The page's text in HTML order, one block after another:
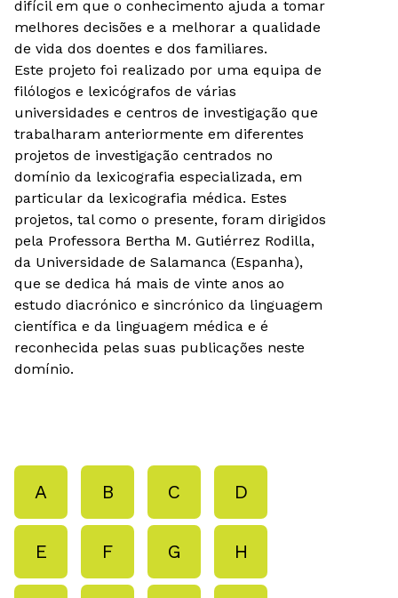
difícil em que o conhecimento ajuda a tomar
melhores decisões e a melhorar a qualidade
de vida dos doentes e dos familiares.
Este projeto foi realizado por uma equipa de
filólogos e lexicógrafos de várias
universidades e centros de investigação que
trabalharam anteriormente em diferentes
projetos de investigação centrados no
domínio da lexicografia especializada, em
particular da lexicografia médica. Estes
projetos, tal como o presente, foram dirigidos
pela Professora Bertha M. Gutiérrez Rodilla,
da Universidade de Salamanca (Espanha),
que se dedica há mais de vinte anos ao
estudo diacrónico e sincrónico da linguagem
científica e da linguagem médica e é
reconhecida pelas suas publicações neste
domínio.
A B C D
E F G H